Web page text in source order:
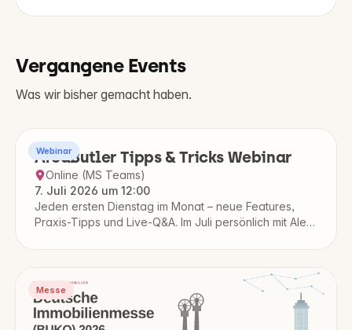
Frankfurt statt.
Vergangene Events
Was wir bisher gemacht haben.
Webinar
AreaButler Tipps & Tricks Webinar
Online (MS Teams)
7. Juli 2026 um 12:00
Jeden ersten Dienstag im Monat – neue Features,
Praxis-Tipps und Live-Q&A. Im Juli persönlich mit Alex
Messe